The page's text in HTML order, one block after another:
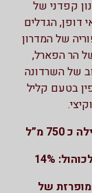
קפדני של
דופן, הגדלים
של המדרון
הר הפארל,
של השרדונה
בטעם קליל
וקיצי.
מ”ל
14%
של